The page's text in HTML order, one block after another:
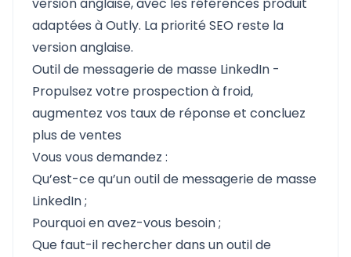
adaptées à Outly. La priorité SEO reste la
version anglaise.
Outil de messagerie de masse LinkedIn -
Propulsez votre prospection à froid,
augmentez vos taux de réponse et concluez
plus de ventes
Vous vous demandez :
Qu’est-ce qu’un outil de messagerie de masse
LinkedIn ;
Pourquoi en avez-vous besoin ;
Que faut-il rechercher dans un outil de